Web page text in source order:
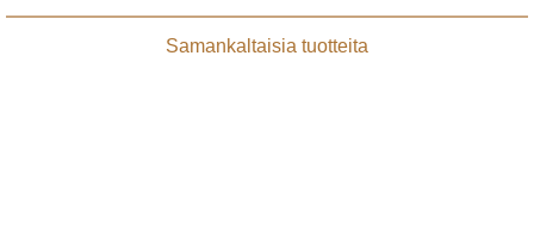
Samankaltaisia tuotteita